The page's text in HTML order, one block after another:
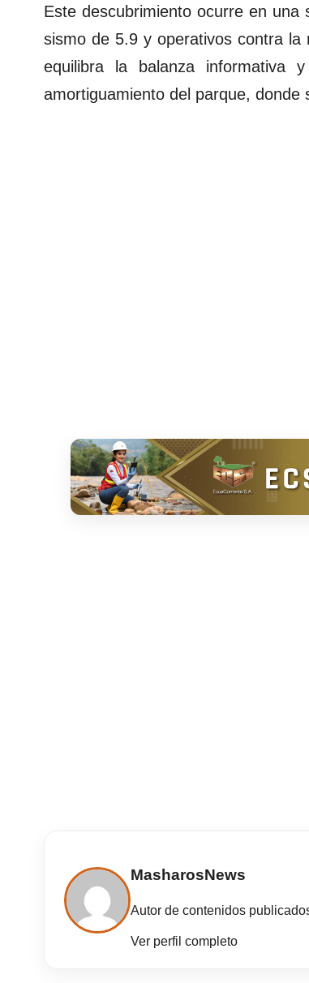
Este descubrimiento ocurre en
sismo de 5.9 y operativos contra la
equilibra la balanza informativa
amortiguamiento del parque, donde
MasharosNews
Autor de contenidos
Ver perfil completo